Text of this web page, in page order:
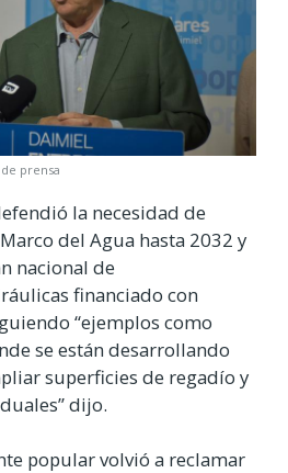
prensa
la necesidad de
del Agua hasta 2032 y
nacional de
financiado con
“ejemplos como
se están desarrollando
superficies de regadío y
dijo.
popular volvió a reclamar